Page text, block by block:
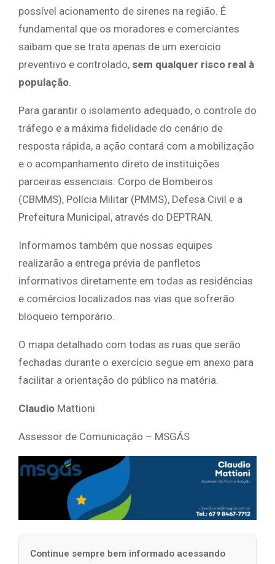
possível acionamento de sirenes na região. É
fundamental que os moradores e comerciantes
saibam que se trata apenas de um exercício
preventivo e controlado, sem qualquer risco real à
população
Para garantir o isolamento adequado, o controle do
tráfego e a máxima fidelidade do cenário de
resposta rápida, a ação contará com a mobilização
e o acompanhamento direto de instituições
parceiras essenciais: Corpo de Bombeiros
(CBMMS), Polícia Militar (PMMS), Defesa Civil e a
Prefeitura Municipal, através do DEPTRAN.
Informamos também que nossas equipes
realizarão a entrega prévia de panfletos
informativos diretamente em todas as residências
e comércios localizados nas vias que sofrerão
bloqueio temporário.
O mapa detalhado com todas as ruas que serão
fechadas durante o exercício segue em anexo para
facilitar a orientação do público na matéria.
Claudio Mattioni
Assessor de Comunicação – MSGÁS
Continue sempre bem informado acessando